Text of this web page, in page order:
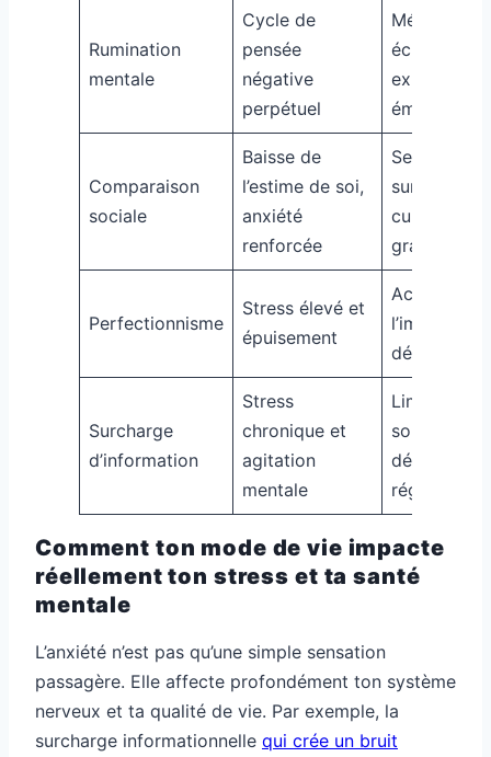
Rumination
mentale
Cycle de
pensée
négative
perpétuel
Méditation,
écriture,
expression
Comparaison
sociale
Baisse de
l’estime de soi,
anxiété
renforcée
Se
sur ses
cultiver la
gratitude
Perfectionnisme
Stress élevé et
épuisement
Accepter
déléguer
Surcharge
d’information
Stress
chronique et
agitation
mentale
Limiter les
sources,
régulière
Comment ton mode de vie impacte
réellement ton stress et ta santé
mentale
L’anxiété n’est pas qu’une simple sensation
passagère. Elle affecte profondément ton système
nerveux et ta qualité de vie. Par exemple, la
surcharge informationnelle qui crée un bruit